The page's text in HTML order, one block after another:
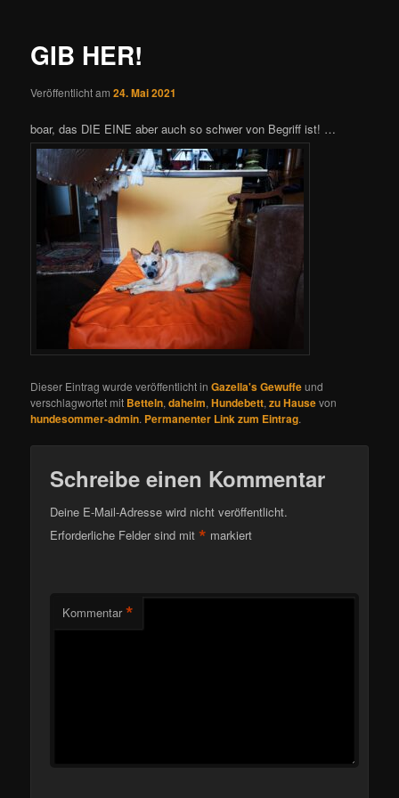
GIB HER!
Veröffentlicht am24. Mai 2021
boar, das DIE EINE aber auch so schwer von Begriff ist! …
Dieser Eintrag wurde veröffentlicht inGazella's Gewuffeund
verschlagwortet mit Betteln,daheim,Hundebett,zu Hausevon
hundesommer-admin. Permanenter Link zum Eintrag.
Schreibe einen Kommentar
Deine E-Mail-Adresse wird nicht veröffentlicht.
Erforderliche Felder sind mit* markiert
Kommentar *